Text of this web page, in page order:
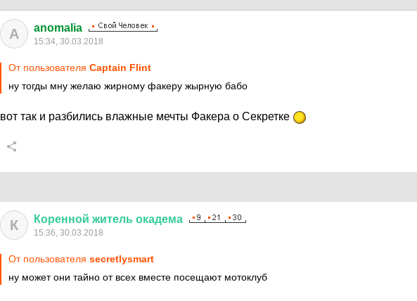
A anomalia
15:34, 30.03.2018
От пользователя Captain Flint
ну тогды мну желаю жирному факеру жырную бабо
вот так и разбились влажные мечты Факера о Секретке
К Коренной житель окадема
15:36, 30.03.2018
От пользователя secretlysmart
ну может они тайно от всех вместе посещают мотоклуб